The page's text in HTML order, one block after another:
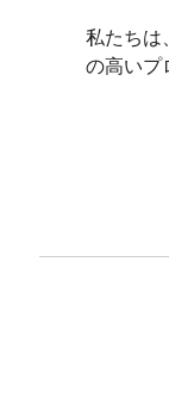
私たちは
の高いプ